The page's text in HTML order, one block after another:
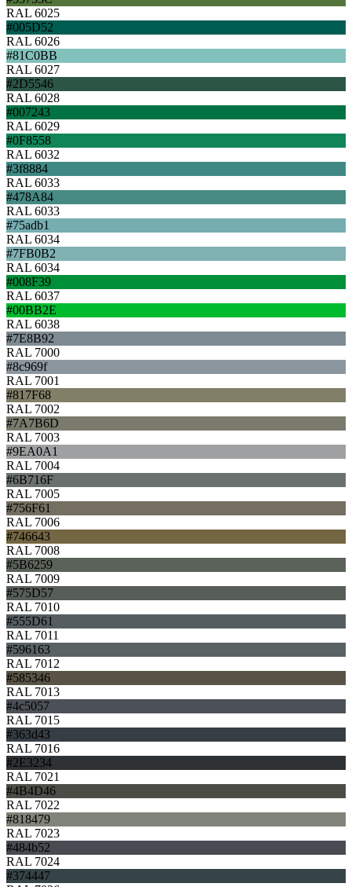
RAL 6025
#005D52
RAL 6026
#81C0BB
RAL 6027
#2D5546
RAL 6028
#007243
RAL 6029
#0F8558
RAL 6032
#3f8884
RAL 6033
#478A84
RAL 6033
#75adb1
RAL 6034
#7FB0B2
RAL 6034
#008F39
RAL 6037
#00BB2E
RAL 6038
#7E8B92
RAL 7000
#8c969f
RAL 7001
#817F68
RAL 7002
#7A7B6D
RAL 7003
#9EA0A1
RAL 7004
#6B716F
RAL 7005
#756F61
RAL 7006
#746643
RAL 7008
#5B6259
RAL 7009
#575D57
RAL 7010
#555D61
RAL 7011
#596163
RAL 7012
#585346
RAL 7013
#4c5057
RAL 7015
#363d43
RAL 7016
#2E3234
RAL 7021
#4B4D46
RAL 7022
#818479
RAL 7023
#484b52
RAL 7024
#374447